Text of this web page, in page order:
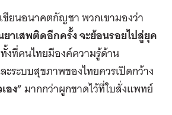
ขียนอนาคตกัญชา พวกเขามองว่า
าเสพติดอีกครั้ง จะย้อนรอยไปสู่ยุค
ทั้งที่คนไทยมีองค์ความรู้ด้าน
ะบบสุขภาพของไทยควรเปิดกว้าง
อง”มากกว่าผูกขาดไว้ที่ใบสั่งแพทย์